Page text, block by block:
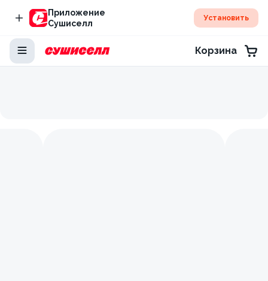
Приложение
Сушиселл
Установить
Корзина